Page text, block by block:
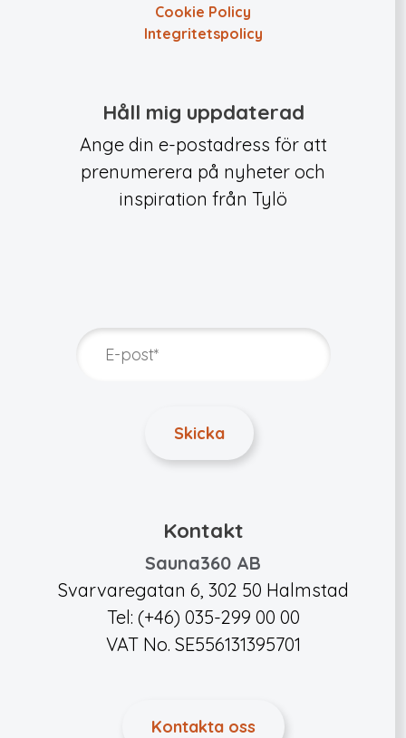
Cookie Policy
Integritets­policy
Håll mig uppdaterad
Ange din e-postadress för att
prenumerera på nyheter och
inspiration från Tylö
Kontakt
Sauna360 AB
Svarvaregatan 6, 302 50 Halmstad
Tel: (+46) 035-299 00 00
VAT No. SE556131395701
Kontakta oss